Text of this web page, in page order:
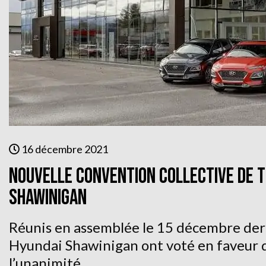
16 décembre 2021
Nouvelle convention collective de
Shawinigan
Réunis en assemblée le 15 décembre
Hyundai Shawinigan ont voté en